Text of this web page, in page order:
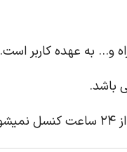
و... به عهده کاربر است.
باشد.